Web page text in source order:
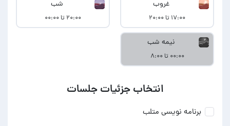
غروب
۱۷:۰۰ تا ۲۰:۰۰
شب
۲۰:۰۰ تا ۰۰:۰۰
نیمه شب
۰۰:۰۰ تا ۸:۰۰
انتخاب جزئیات جلسات
برنامه نویسی متلب